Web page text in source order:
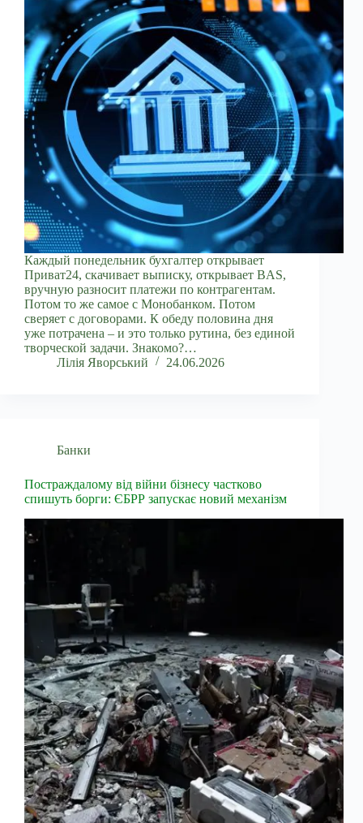
Каждый понедельник бухгалтер открывает
Приват24, скачивает выписку, открывает BAS,
вручную разносит платежи по контрагентам.
Потом то же самое с Монобанком. Потом
сверяет с договорами. К обеду половина дня
уже потрачена – и это только рутина, без единой
творческой задачи. Знакомо?…
Лілія Яворський
24.06.2026
Банки
Постраждалому від війни бізнесу частково
спишуть борги: ЄБРР запускає новий механізм